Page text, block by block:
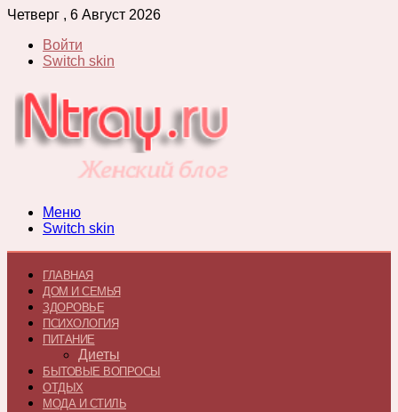
Четверг , 6 Август 2026
Войти
Switch skin
Меню
Switch skin
ГЛАВНАЯ
ДОМ И СЕМЬЯ
ЗДОРОВЬЕ
ПСИХОЛОГИЯ
ПИТАНИЕ
Диеты
БЫТОВЫЕ ВОПРОСЫ
ОТДЫХ
МОДА И СТИЛЬ